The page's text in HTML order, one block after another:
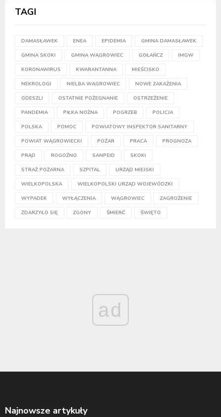
TAGI
DAMASŁAWEK ENEA EPIDEMIA GMINA DAMASŁAWEK
GMINA SKOKI GMINA WĄGROWIEC GOŁAŃCZ IMGW
KORONAWIRUS KWARANTANNA MIEŚCISKO
NEKROLOGI NIELBA WĄGROWIEC NOWE ZAKAŻENIA
ODESZLI OSTATNIE POŻEGNANIE OSTRZEŻENIE
PANDEMIA PIŁKA NOŻNA POGRZEB POLICJA
POLSKA POMOC POWIATOWY INSPEKTOR SANITARNY
POWIAT WĄGROWIECKI POŻAR PRACA PROGNOZA
PRĄD ROGOŹNO SANPEID SKOKI
STRAŻ POŻARNA SZPITAL URZĄD MIEJSKI
WIELKOPOLSKA WIELKOPOLSKI URZĄD WOJEWÓDZKI
WYPADEK WYŁĄCZENIA WĄGROWIEC ZAGROŻENIE
ZDARZYŁO SIĘ ZGONY ŚMIERĆ ŚWIĘTO
ad
Najnowsze artykuły